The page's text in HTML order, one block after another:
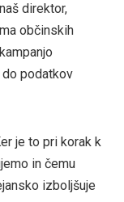
direktor,
občinskih
podatkov
je to pri korak k
in čemu
izboljšuje